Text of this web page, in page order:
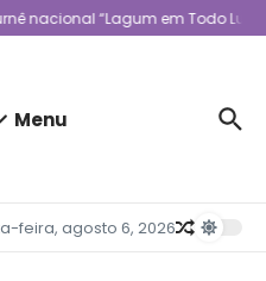
nacional “Lagum em Todo Lugar”
Menu
feira, agosto 6, 2026